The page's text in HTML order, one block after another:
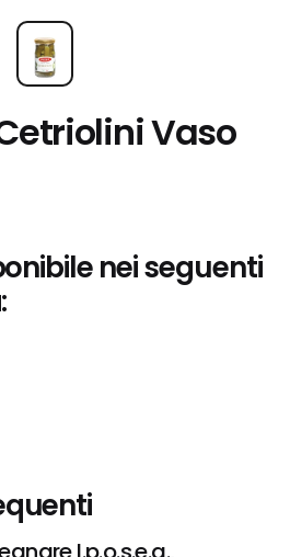
Vaso
nei seguenti